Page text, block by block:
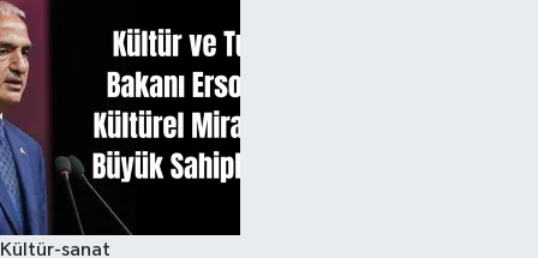
Kültür-sanat